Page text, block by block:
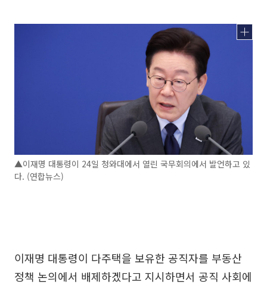
▲이재명 대통령이 24일 청와대에서 열린 국무회의에서 발언하고 있
다. (연합뉴스)
이재명 대통령이 다주택을 보유한 공직자를 부동산
정책 논의에서 배제하겠다고 지시하면서 공직 사회에